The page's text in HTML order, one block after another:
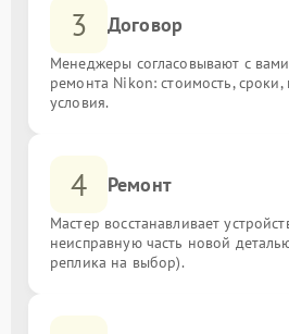
3 Договор
Менеджеры согласовывают с
ремонта Nikon: стоимость, сроки,
условия.
4 Ремонт
Мастер восстанавливает
неисправную часть новой
реплика на выбор).